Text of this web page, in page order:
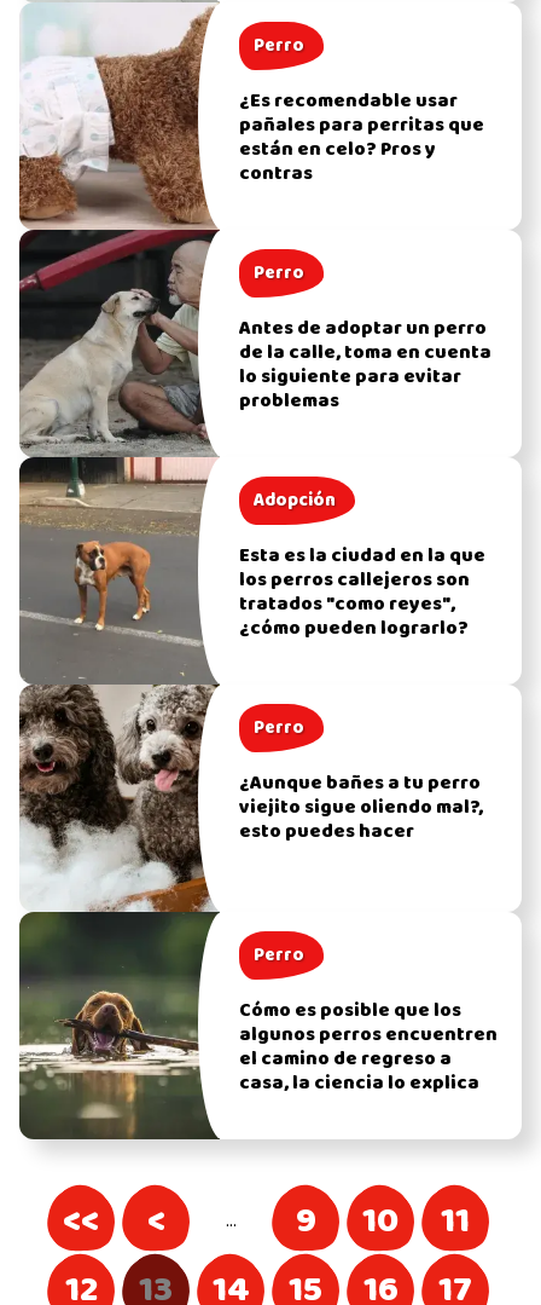
Perro
¿Es recomendable usar
pañales para perritas que
están en celo? Pros y
contras
Perro
Antes de adoptar un perro
de la calle, toma en cuenta
lo siguiente para evitar
problemas
Adopción
Esta es la ciudad en la que
los perros callejeros son
tratados "como reyes",
¿cómo pueden lograrlo?
Perro
¿Aunque bañes a tu perro
viejito sigue oliendo mal?,
esto puedes hacer
Perro
Cómo es posible que los
algunos perros encuentren
el camino de regreso a
casa, la ciencia lo explica
<< < … 9 10
11
12
13 14 15 16 17